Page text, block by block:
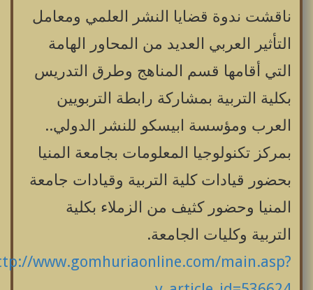
ناقشت ندوة قضايا النشر العلمي ومعامل
التأثير العربي العديد من المحاور الهامة
التي أقامها قسم المناهج وطرق التدريس
بكلية التربية بمشاركة رابطة التربويين
العرب ومؤسسة ابيسكو للنشر الدولي..
بمركز تكنولوجيا المعلومات بجامعة المنيا
بحضور قيادات كلية التربية وقيادات جامعة
المنيا وحضور كثيف من الزملاء بكلية
التربية وكليات الجامعة.
www.gomhuriaonline.com/main.asp?